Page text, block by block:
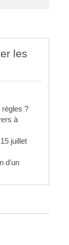
les
règles ?
à
juillet
d'un